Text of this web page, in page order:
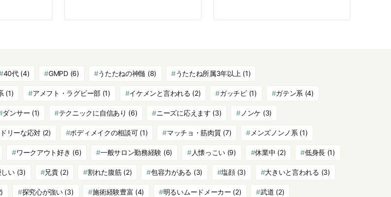
40代(4) GMPD(6) うたたねの神髄 (8) うたたね所属3年以上 (1)
(1) アメフト・ラグビー部(1) イケメンと言われる (2) ガッチビ(1) ガテン系 (4)
ダンサー (1) テクニックに自信あり (6) ニーズに応えます (3) ノンケ (3)
リーな応対 (2) ボディメイクの相談可(1) マッチョ・筋肉質(7) メンズノンノ系 (1)
ワークアウト好き (6) 一般サロン勤務経験 (6) 人懐っこい (9) 休業中 (2) 低身長 (1)
い(3) 兄貴(2) 割れた腹筋(2) 包容力がある (3) 塩顔(3) 大きいと言われる (3)
探究心が強い(3) 施術経験豊富 (4) 明るいムードメーカー (2) 武道 (2)